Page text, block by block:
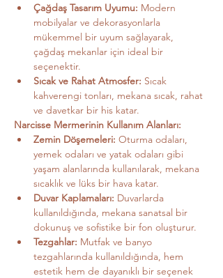
Çağdaş Tasarım Uyumu: Modern
mobilyalar ve dekorasyonlarla
mükemmel bir uyum sağlayarak,
çağdaş mekanlar için ideal bir
seçenektir.
Sıcak ve Rahat Atmosfer: Sıcak
kahverengi tonları, mekana sıcak, rahat
ve davetkar bir his katar.
Narcisse Mermerinin Kullanım Alanları:
Zemin Döşemeleri: Oturma odaları,
yemek odaları ve yatak odaları gibi
yaşam alanlarında kullanılarak, mekana
sıcaklık ve lüks bir hava katar.
Duvar Kaplamaları: Duvarlarda
kullanıldığında, mekana sanatsal bir
dokunuş ve sofistike bir fon oluşturur.
Tezgahlar: Mutfak ve banyo
tezgahlarında kullanıldığında, hem
estetik hem de dayanıklı bir seçenek